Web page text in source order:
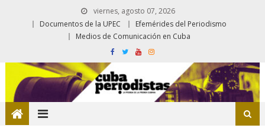
viernes, agosto 07, 2026
Documentos de la UPEC
Efemérides del Periodismo
Medios de Comunicación en Cuba